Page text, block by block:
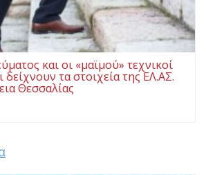
και οι «μαϊμού» τεχνικοί
τα στοιχεία της ΕΛ.ΑΣ.
Θεσσαλίας